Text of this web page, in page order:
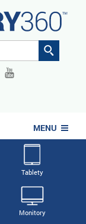
MENU
Tablety
Monitory